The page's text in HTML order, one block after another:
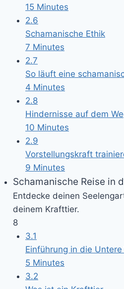
15 Minutes
2.6
Schamanische Ethik
7 Minutes
2.7
So läuft eine
4 Minutes
2.8
Hindernisse auf dem
10 Minutes
2.9
Vorstellungskraft
9 Minutes
Schamanische Reise in
Entdecke deinen
deinem Krafttier.
8
3.1
Einführung in die Untere
5 Minutes
3.2